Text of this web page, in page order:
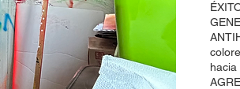
hacia